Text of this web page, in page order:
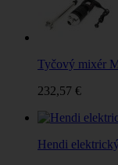
Tyčový mixér
232,57 €
Hendi